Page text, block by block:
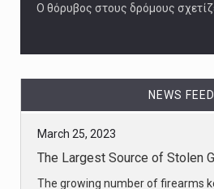
Ο θόρυβος στους δρόμους
NEWS FEED
March 25, 2023
The Largest Source of Stolen
The growing number of firearms